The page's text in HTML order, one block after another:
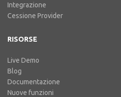
Integrazione
Cessione Provider
RISORSE
Live Demo
Blog
Documentazione
Nuove funzioni